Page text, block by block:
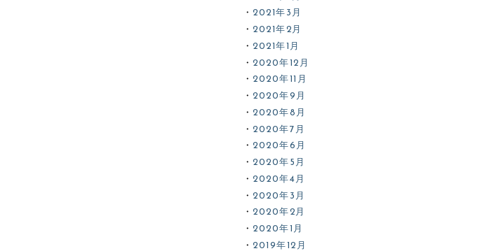
2021年3月
2021年2月
2021年1月
2020年12月
2020年11月
2020年9月
2020年8月
2020年7月
2020年6月
2020年5月
2020年4月
2020年3月
2020年2月
2020年1月
2019年12月